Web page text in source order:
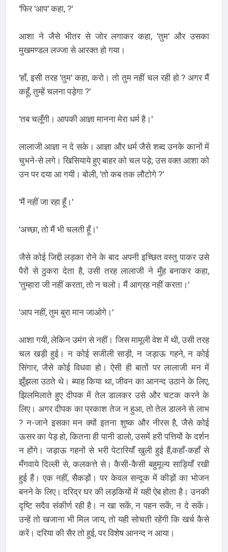
'फिर 'आप' कहा, ?'
आशा ने जैसे भीतर से जोर लगाकर कहा, 'तुम' और उसका
मुखमण्डल लज्जा से आरक्त हो गया।
'हाँ, इसी तरह 'तुम' कहा, करो। तो तुम नहीं चल रही हो ? अगर मैं
कहूँ, तुम्हें चलना पड़ेगा ?'
'तब चलूँगी। आपकी आज्ञा मानना मेरा धर्म है।'
लालाजी आज्ञा न दे सके। आज्ञा और धर्म जैसे शब्द उनके कानों में
चुभने-से लगे। खिसियाये हुए बाहर को चल पड़े; उस वक्त आशा को
उन पर दया आ गयी। बोली, 'तो कब तक लौटोगे ?'
'मैं नहीं जा रहा हूँ।'
'अच्छा, तो मैं भी चलती हूँ।'
जैसे कोई जिद्दी लड़का रोने के बाद अपनी इच्छित वस्तु पाकर उसे
पैरों से ठुकरा देता है, उसी तरह लालाजी ने मुँह बनाकर कहा,
'तुम्हारा जी नहीं करता, तो न चलो। मैं आग्रह नहीं करता।'
'आप नहीं, तुम बुरा मान जाओगे।'
आशा गयी, लेकिन उमंग से नहीं। जिस मामूली वेश में थी, उसी तरह
चल खड़ी हुई। न कोई सजीली साड़ी, न जड़ाऊ गहने, न कोई
सिंगार, जैसे कोई विधवा हो। ऐसी ही बातों पर लालाजी मन में
झुँझला उठते थे। ब्याह किया था, जीवन का आनन्द उठाने के लिए,
झिलमिलाते हुए दीपक में तेल डालकर उसे और चटक करने के
लिए। अगर दीपक का प्रकाश तेज न हुआ, तो तेल डालने से लाभ
? न-जाने इसका मन क्यों इतना शुष्क और नीरस है, जैसे कोई
ऊसर का पेड़ हो, कितना ही पानी डालो, उसमें हरी पत्तियों के दर्शन
न होंगे। जड़ाऊ गहनों से भरी पेटारियाँ खुली हुई हैं,कहाँ-कहाँ से
मँगवाये दिल्ली से, कलकत्ते से। कैसी-कैसी बहुमूल्य साड़ियाँ रखी
हुई हैं। एक नहीं, सैकड़ों। पर केवल सन्दूक में कीड़ों का भोजन
बनने के लिए। दरिद्र घर की लड़कियों में यही ऐब होता है। उनकी
दृष्टि सदैव संकीर्ण रही है। न खा सकें, न पहन सकें, न दे सकें।
उन्हें तो खजाना भी मिल जाय, तो यही सोचती रहेंगी कि खर्च कैसे
करें। दरिया की सैर तो हुई, पर विशेष आनन्द न आया।